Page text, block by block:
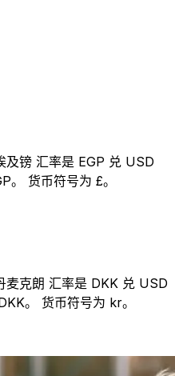
及镑 汇率是 EGP 兑 USD
。 货币符号为 £。
麦克朗 汇率是 DKK 兑 USD
。 货币符号为 kr。